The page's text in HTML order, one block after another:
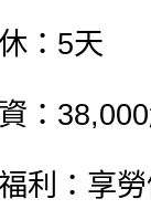
：5天
：
利：享